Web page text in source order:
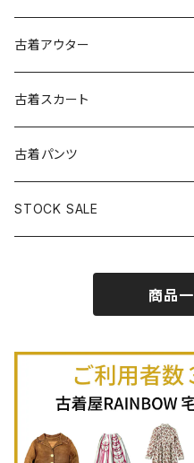
古着キャミソールワンピース
古着ベアトップワンピース
古着オールインワン
古着オーバーオール
古着ノースリーブシャツ・ブラウス
古着スウェット
古着パーカー
古着プルオーバー
古着長袖プルオーバー
古着半袖プルオーバー
古着Ｔシャツ
古着長袖Ｔシャツ
古着半袖Ｔシャツ
古着ベスト
古着キャミソール
古着ポロシャツ
古着長袖ポロシャツ
古着スウェット
古着セーター
古着カーディガン
古着半袖ニット
古着ニットアウター
古着アウター
古着ライトジャケット
古着ライトコート
古着ヘビージャケット
古着羽織り
古着スカート
古着ロング丈スカート (丈
古着膝丈スカート (丈56-75cm)
古着ミニ丈スカート (丈56-
古着パンツ
古着ロング丈パンツ
STOCK SALE
Autumn / Winter
商品